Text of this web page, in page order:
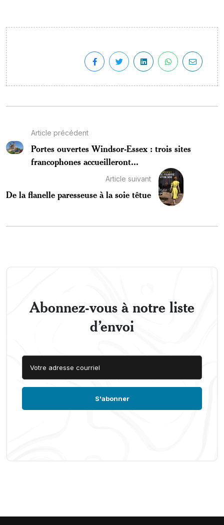
Article précédent
Portes ouvertes Windsor-Essex : trois sites
francophones accueilleront...
Article suivant
De la flanelle paresseuse à la soie têtue
Abonnez-vous à notre liste
d’envoi